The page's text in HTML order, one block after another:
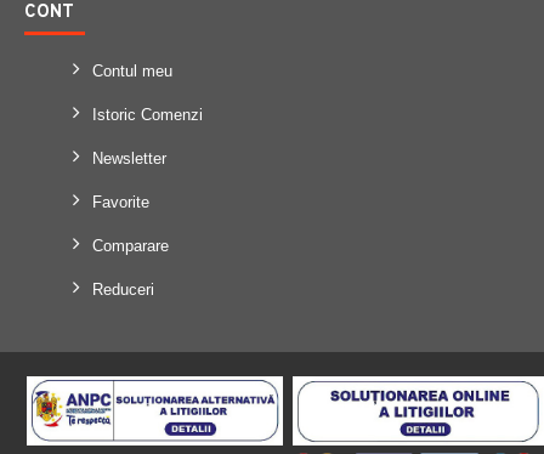
CONT
Contul meu
Istoric Comenzi
Newsletter
Favorite
Comparare
Reduceri